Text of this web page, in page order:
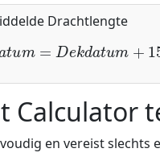
Drachtlengte
datum= Dekdatum +
Calculator
en vereist slechts